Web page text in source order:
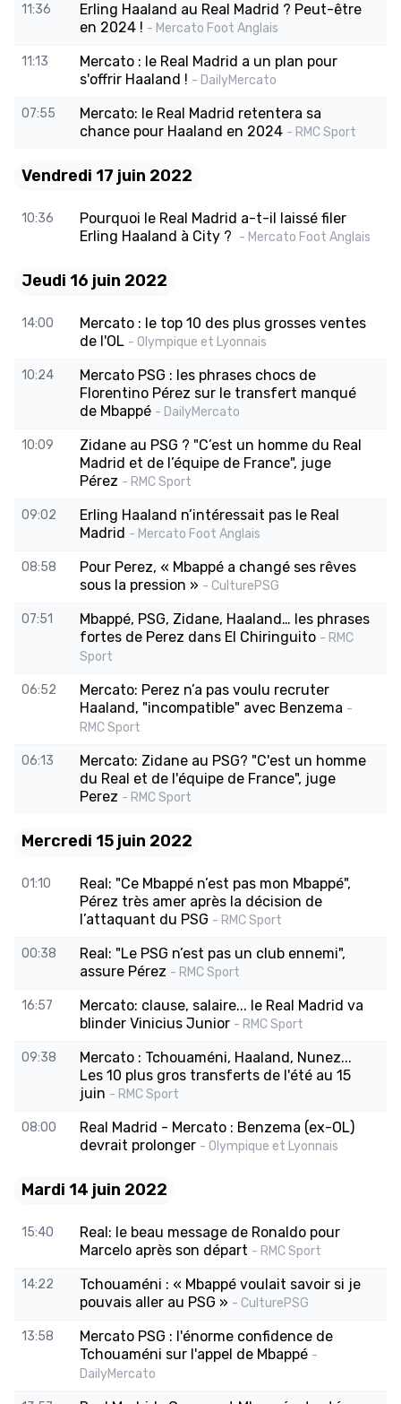
11:36
Erling Haaland au Real Madrid ? Peut-être
en 2024 ! - Mercato Foot Anglais
11:13
Mercato : le Real Madrid a un plan pour
s'offrir Haaland ! - DailyMercato
07:55
Mercato: le Real Madrid retentera sa
chance pour Haaland en 2024 - RMC Sport
Vendredi 17 juin 2022
10:36
Pourquoi le Real Madrid a-t-il laissé filer
Erling Haaland à City ? - Mercato Foot Anglais
Jeudi 16 juin 2022
14:00
Mercato : le top 10 des plus grosses ventes
de l'OL - Olympique et Lyonnais
10:24
Mercato PSG : les phrases chocs de
Florentino Pérez sur le transfert manqué
de Mbappé - DailyMercato
10:09
Zidane au PSG ? "C’est un homme du Real
Madrid et de l’équipe de France", juge
Pérez - RMC Sport
09:02
Erling Haaland n’intéressait pas le Real
Madrid - Mercato Foot Anglais
08:58
Pour Perez, « Mbappé a changé ses rêves
sous la pression » - CulturePSG
07:51
Mbappé, PSG, Zidane, Haaland… les phrases
fortes de Perez dans El Chiringuito - RMC
Sport
06:52
Mercato: Perez n’a pas voulu recruter
Haaland, "incompatible" avec Benzema -
RMC Sport
06:13
Mercato: Zidane au PSG? "C'est un homme
du Real et de l'équipe de France", juge
Perez - RMC Sport
Mercredi 15 juin 2022
01:10
Real: "Ce Mbappé n’est pas mon Mbappé",
Pérez très amer après la décision de
l’attaquant du PSG - RMC Sport
00:38
Real: "Le PSG n’est pas un club ennemi",
assure Pérez - RMC Sport
16:57
Mercato: clause, salaire... le Real Madrid va
blinder Vinicius Junior - RMC Sport
09:38
Mercato : Tchouaméni, Haaland, Nunez...
Les 10 plus gros transferts de l'été au 15
juin - RMC Sport
08:00
Real Madrid - Mercato : Benzema (ex-OL)
devrait prolonger - Olympique et Lyonnais
Mardi 14 juin 2022
15:40
Real: le beau message de Ronaldo pour
Marcelo après son départ - RMC Sport
14:22
Tchouaméni : « Mbappé voulait savoir si je
pouvais aller au PSG » - CulturePSG
13:58
Mercato PSG : l'énorme confidence de
Tchouaméni sur l'appel de Mbappé -
DailyMercato